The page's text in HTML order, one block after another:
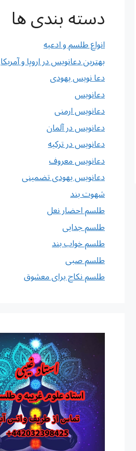
دسته بندی ها
انواع طلسم و ادعیه
بهترین دعانویس در اروپا و آمریکا
دعا نویس یهودی
دعانویس
دعانویس ارمنی
دعانویس در آلمان
دعانویس در ترکیه
دعانویس معروف
دعانویس یهودی تضمینی
شهوت بند
طلسم احضار نعل
طلسم جدایی
طلسم خواب بند
طلسم صبی
طلسم نکاح برای معشوق